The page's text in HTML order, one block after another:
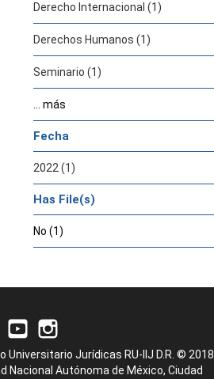
Derecho Internacional (1)
Derechos Humanos (1)
Seminario (1)
... más
Fecha
2022 (1)
Has File(s)
No (1)
Universitario Jurídicas RU-IIJ D.R. © 2018.
Nacional Autónoma de México, Ciudad